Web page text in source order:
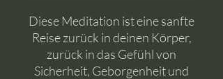
Diese Meditation ist eine sanfte
Reise zurück in deinen Körper,
zurück in das Gefühl von
Sicherheit, Geborgenheit und